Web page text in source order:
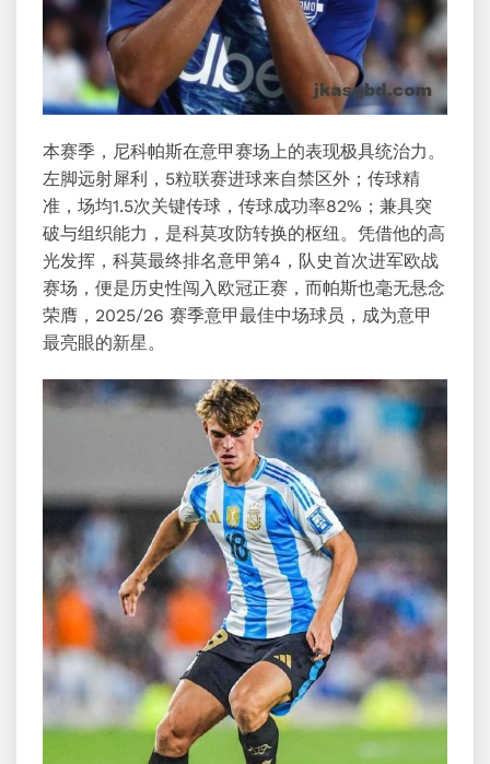
本赛季，尼科帕斯在意甲赛场上的表现极具统治力。
左脚远射犀利，5粒联赛进球来自禁区外；传球精
准，场均1.5次关键传球，传球成功率82%；兼具突
破与组织能力，是科莫攻防转换的枢纽。凭借他的高
光发挥，科莫最终排名意甲第4，队史首次进军欧战
赛场，便是历史性闯入欧冠正赛，而帕斯也毫无悬念
荣膺，2025/26 赛季意甲最佳中场球员，成为意甲
最亮眼的新星。